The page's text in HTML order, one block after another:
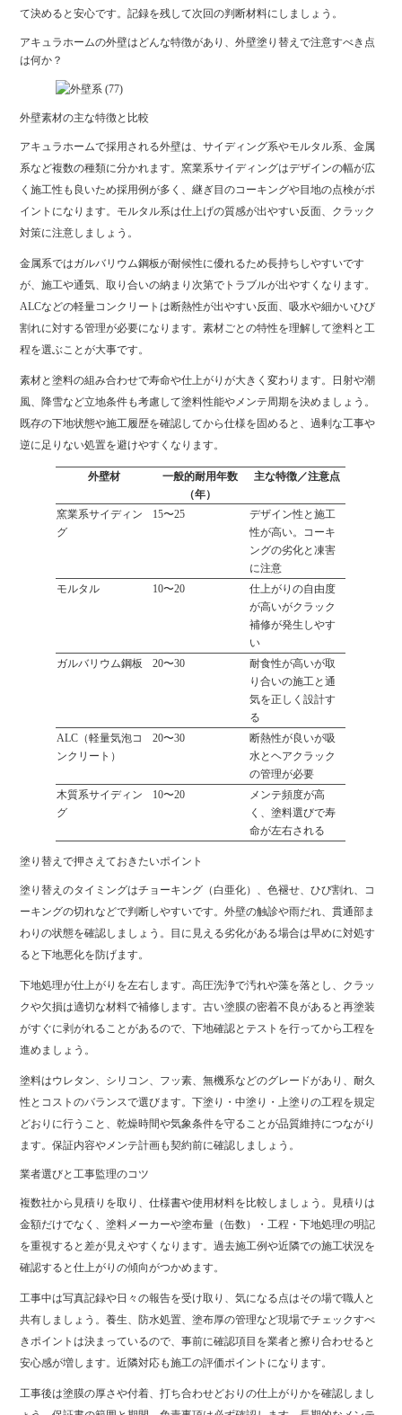
て決めると安心です。記録を残して次回の判断材料にしましょう。
アキュラホームの外壁はどんな特徴があり、外壁塗り替えで注意すべき点
は何か？
外壁素材の主な特徴と比較
アキュラホームで採用される外壁は、サイディング系やモルタル系、金属
系など複数の種類に分かれます。窯業系サイディングはデザインの幅が広
く施工性も良いため採用例が多く、継ぎ目のコーキングや目地の点検がポ
イントになります。モルタル系は仕上げの質感が出やすい反面、クラック
対策に注意しましょう。
金属系ではガルバリウム鋼板が耐候性に優れるため長持ちしやすいです
が、施工や通気、取り合いの納まり次第でトラブルが出やすくなります。
ALCなどの軽量コンクリートは断熱性が出やすい反面、吸水や細かいひび
割れに対する管理が必要になります。素材ごとの特性を理解して塗料と工
程を選ぶことが大事です。
素材と塗料の組み合わせで寿命や仕上がりが大きく変わります。日射や潮
風、降雪など立地条件も考慮して塗料性能やメンテ周期を決めましょう。
既存の下地状態や施工履歴を確認してから仕様を固めると、過剰な工事や
逆に足りない処置を避けやすくなります。
外壁材
一般的耐用年数
（年）
主な特徴／注意点
窯業系サイディン
グ
15〜25
デザイン性と施工
性が高い。コーキ
ングの劣化と凍害
に注意
モルタル
10〜20
仕上がりの自由度
が高いがクラック
補修が発生しやす
い
ガルバリウム鋼板
20〜30
耐食性が高いが取
り合いの施工と通
気を正しく設計す
る
ALC（軽量気泡コ
ンクリート）
20〜30
断熱性が良いが吸
水とヘアクラック
の管理が必要
木質系サイディン
グ
10〜20
メンテ頻度が高
く、塗料選びで寿
命が左右される
塗り替えで押さえておきたいポイント
塗り替えのタイミングはチョーキング（白亜化）、色褪せ、ひび割れ、コ
ーキングの切れなどで判断しやすいです。外壁の触診や雨だれ、貫通部ま
わりの状態を確認しましょう。目に見える劣化がある場合は早めに対処す
ると下地悪化を防げます。
下地処理が仕上がりを左右します。高圧洗浄で汚れや藻を落とし、クラッ
クや欠損は適切な材料で補修します。古い塗膜の密着不良があると再塗装
がすぐに剥がれることがあるので、下地確認とテストを行ってから工程を
進めましょう。
塗料はウレタン、シリコン、フッ素、無機系などのグレードがあり、耐久
性とコストのバランスで選びます。下塗り・中塗り・上塗りの工程を規定
どおりに行うこと、乾燥時間や気象条件を守ることが品質維持につながり
ます。保証内容やメンテ計画も契約前に確認しましょう。
業者選びと工事監理のコツ
複数社から見積りを取り、仕様書や使用材料を比較しましょう。見積りは
金額だけでなく、塗料メーカーや塗布量（缶数）・工程・下地処理の明記
を重視すると差が見えやすくなります。過去施工例や近隣での施工状況を
確認すると仕上がりの傾向がつかめます。
工事中は写真記録や日々の報告を受け取り、気になる点はその場で職人と
共有しましょう。養生、防水処置、塗布厚の管理など現場でチェックすべ
きポイントは決まっているので、事前に確認項目を業者と擦り合わせると
安心感が増します。近隣対応も施工の評価ポイントになります。
工事後は塗膜の厚さや付着、打ち合わせどおりの仕上がりかを確認しまし